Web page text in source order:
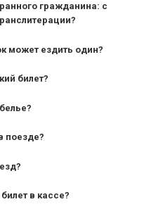
гражданина: с
может ездить один?
— от 10 лет и
— от 7 лет.
билет?
поезде?
в кассе?